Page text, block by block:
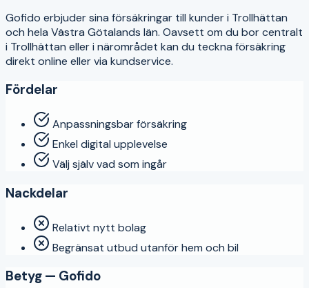
Gofido erbjuder sina försäkringar till kunder i Trollhättan
och hela Västra Götalands län. Oavsett om du bor centralt
i Trollhättan eller i närområdet kan du teckna försäkring
direkt online eller via kundservice.
Fördelar
Anpassningsbar försäkring
Enkel digital upplevelse
Välj själv vad som ingår
Nackdelar
Relativt nytt bolag
Begränsat utbud utanför hem och bil
Betyg — Gofido